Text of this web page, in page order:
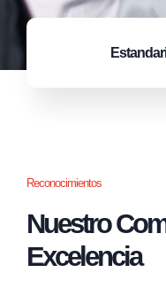
Reconocimientos
Nuestro
Excelencia